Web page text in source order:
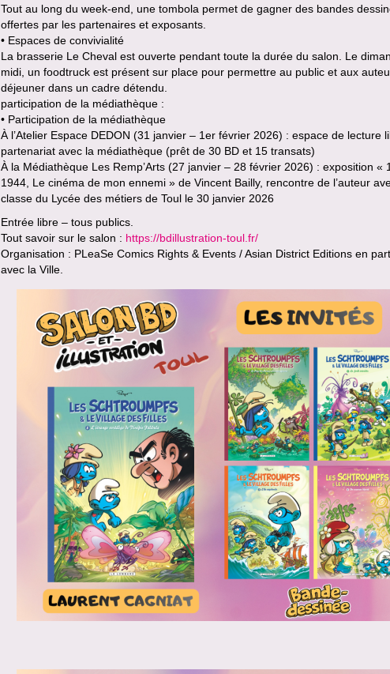
Tout au long du week-end, une tombola permet de gagner des bandes
offertes par les partenaires et exposants.
• Espaces de convivialité
La brasserie Le Cheval est ouverte pendant toute la durée du salon. Le
midi, un foodtruck est présent sur place pour permettre au public et aux
déjeuner dans un cadre détendu.
participation de la médiathèque :
• Participation de la médiathèque
À l’Atelier Espace DEDON (31 janvier – 1er février 2026) : espace de lecture
partenariat avec la médiathèque (prêt de 30 BD et 15 transats)
À la Médiathèque Les Remp’Arts (27 janvier – 28 février 2026) : exposition «
1944, Le cinéma de mon ennemi » de Vincent Bailly, rencontre de l’auteur
classe du Lycée des métiers de Toul le 30 janvier 2026
Entrée libre – tous publics.
Tout savoir sur le salon : https://bdillustration-toul.fr/
Organisation : PLeaSe Comics Rights & Events / Asian District Editions en
avec la Ville.